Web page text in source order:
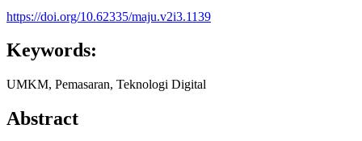
https://doi.org/10.62335/maju.v2i3.1139
Keywords:
UMKM, Pemasaran, Teknologi Digital
Abstract